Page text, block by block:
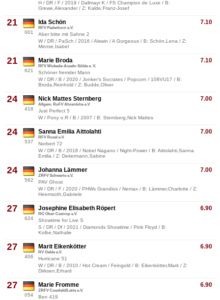
H / DR / F / 2019 / Dallmayr K / FS Champion de Luxe / B:
Grewe,Alexander / Z: Kalde,Franz-Josef
21
001
7.10
Ida Schön
RFV Paderborn e.V.
Aber bitte mit Sahne 2
W / DR / PaSch / 2016 / Alswin / A Gorgeous / B: Schön,Lena / Z:
Mense,Isabel
21
621
7.10
Marie Broda
RFV Wickede-Asseln-Sölde e. V.
Schöner fremder Mann
W / DR / B / 2020 / Jonker's Socrates / Popcorn / 108VU17 / B:
Broda,Reinhold / Z: Budde,Oliver
24
418
7.00
Nick Mattes Sternberg
Allgem. RuFV Ahrenlohe e.V
Just Perfect 5
W / Pony o.R / B / 2007 / B: Sternberg,Nick Mattes
24
537
7.00
Sanna Emilia Aittolahti
RFV Roxel e.V.
Norbert 72
W / DR / B / 2018 / Nobel Nagano / Night-Power / B: Aittolahti,Sanna
Emilia / Z: Deitermann,Sabine
24
562
7.00
Johanna Lämmer
ZRFV Schwerte e.V.
PAV Ghost
W / DR / F / 2020 / PHWs Grandios / Nemax / B: Lämmer,Charlotte / Z:
Heemsoth,Gabriele
27
624
6.90
Josephine Elisabeth Röpert
RG Ober-Castrop e.V.
Showtime for Live S
S / DR / Df / 2021 / Diamonds Showtime / Pink Floyd / B:
Kolbe,Nathalie
27
406
6.90
Marit Eikenkötter
RV Oelde e.V.
Hurricane 51
W / DR / B / 2010 / Hot Cream / Feingold / B: Eikenkötter,Marit / Z:
Dirksen,Erhard
27
054
6.90
Marie Fromme
ZRFV Coesfeld/Lette e.V.
Ben 419